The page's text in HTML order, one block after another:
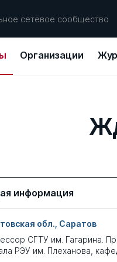
сетевое сообщество
Организации
информация
обл., Саратов
СГТУ им. Гагарина.
РЭУ им. Плеханова,